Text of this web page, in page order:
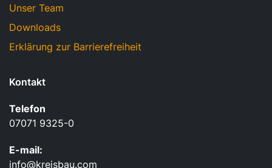
Unser Team
Downloads
Erklärung zur Barrierefreiheit
Kontakt
Telefon
07071 9325-0
E-mail:
info@kreisbau.com